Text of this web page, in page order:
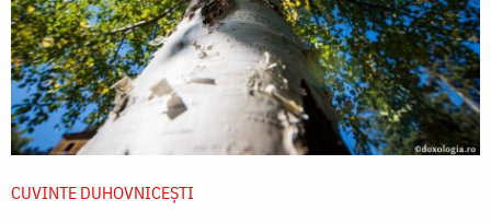
CUVINTE DUHOVNICEȘTI